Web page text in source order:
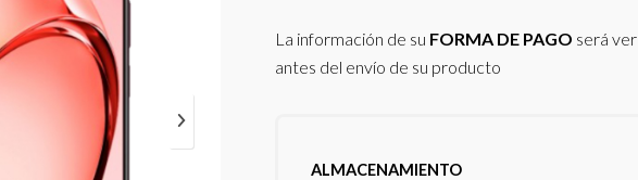
La información de su FORMA DE PAGO será
antes del envío de su producto
ALMACENAMIENTO